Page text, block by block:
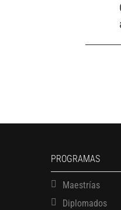
PROGRAMAS
Maestrías
Diplomados